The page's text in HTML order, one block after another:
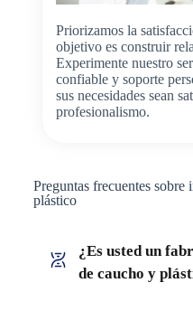
Priorizamos la
objetivo es construir
Experimente nuestro
confiable y soporte
sus necesidades sean
profesionalismo.
Preguntas frecuentes sobre
plástico
¿Es usted un
de caucho y